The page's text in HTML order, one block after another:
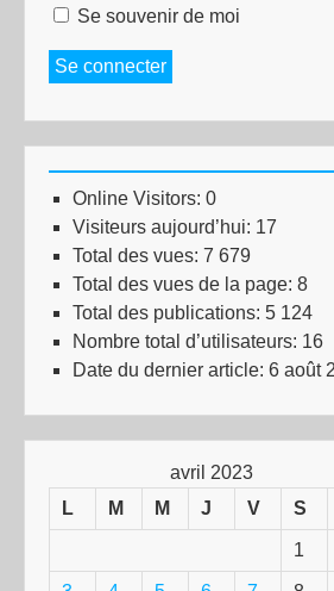
Se souvenir de moi
Se connecter
Online Visitors: 0
Visiteurs aujourd’hui: 17
Total des vues: 7 679
Total des vues de la page: 8
Total des publications: 5 124
Nombre total d’utilisateurs: 16
Date du dernier article: 6 août
avril 2023
L
M M J V S
1